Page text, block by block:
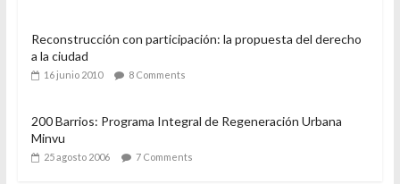
Reconstrucción con participación: la propuesta del derecho
a la ciudad
16 junio 2010 8 Comments
200 Barrios: Programa Integral de Regeneración Urbana
Minvu
25 agosto 2006 7 Comments